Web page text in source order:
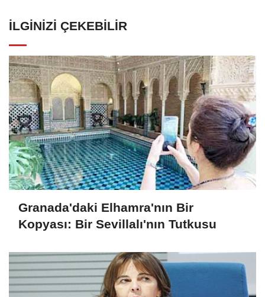
İLGINIZI ÇEKEBILIR
Granada'daki Elhamra'nın Bir
Kopyası: Bir Sevillalı'nın Tutkusu